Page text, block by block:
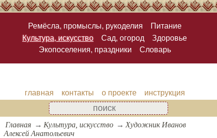
Ремёсла, промыслы, рукоделия
Питание
Культура, искусство
Сад, огород
Здоровье
Экопоселения, праздники
Словарь
главная контакты о проекте инструкция
Главная Культура, искусство
Художник Иванов
Алексей Анатольевич